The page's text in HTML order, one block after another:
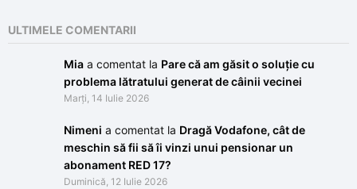
ULTIMELE COMENTARII
Mia a comentat la Pare că am găsit o soluție cu
problema lătratului generat de câinii vecinei
Marți, 14 Iulie 2026
Nimeni a comentat la Dragă Vodafone, cât de
meschin să fii să îi vinzi unui pensionar un
abonament RED 17?
Duminică, 12 Iulie 2026